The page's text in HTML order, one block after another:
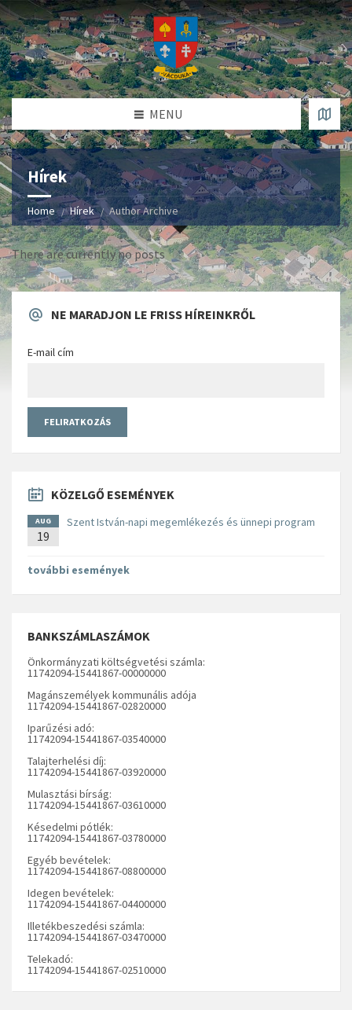
MENU
Hírek
Home Hírek Author Archive
There are currently no posts
NE MARADJON LE FRISS HÍREINKRŐL
E-mail cím
KÖZELGŐ ESEMÉNYEK
AUG
19
Szent István-napi megemlékezés és ünnepi program
további események
BANKSZÁMLASZÁMOK
Önkormányzati költségvetési számla:
11742094-15441867-00000000
Magánszemélyek kommunális adója
11742094-15441867-02820000
Iparűzési adó:
11742094-15441867-03540000
Talajterhelési díj:
11742094-15441867-03920000
Mulasztási bírság:
11742094-15441867-03610000
Késedelmi pótlék:
11742094-15441867-03780000
Egyéb bevételek:
11742094-15441867-08800000
Idegen bevételek:
11742094-15441867-04400000
Illetékbeszedési számla:
11742094-15441867-03470000
Telekadó:
11742094-15441867-02510000